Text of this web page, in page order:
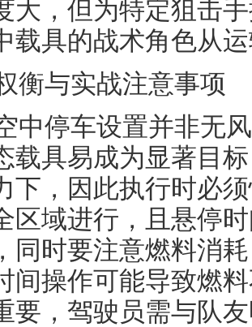
大，但为特定狙击
载具的战术角色从
衡与实战注意事项
中停车设置并非无
载具易成为显著目
下，因此执行时必
区域进行，且悬停
同时要注意燃料消
间操作可能导致燃
要，驾驶员需与队